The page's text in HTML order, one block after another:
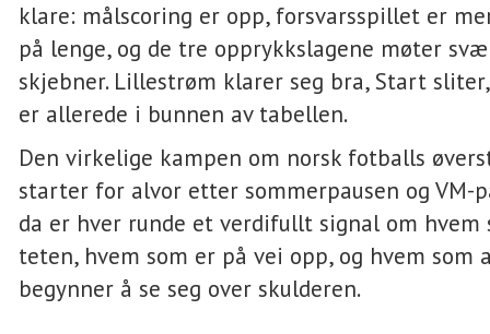
klare: målscoring er opp, forsvarsspillet er
på lenge, og de tre opprykkslagene møter
skjebner. Lillestrøm klarer seg bra, Start
er allerede i bunnen av tabellen.
Den virkelige kampen om norsk fotballs
starter for alvor etter sommerpausen og VM-
da er hver runde et verdifullt signal om hvem
teten, hvem som er på vei opp, og hvem som
begynner å se seg over skulderen.